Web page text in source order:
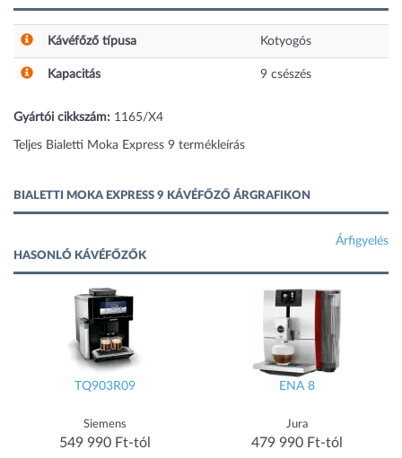
Kávéfőző típusa Kotyogós
Kapacitás 9 csészés
Gyártói cikkszám: 1165/X4
Teljes Bialetti Moka Express 9 termékleírás
BIALETTI MOKA EXPRESS 9 KÁVÉFŐZŐ ÁRGRAFIKON
Árfigyelés
HASONLÓ KÁVÉFŐZŐK
TQ903R09
Siemens
549 990 Ft-tól
ENA 8
Jura
479 990 Ft-tól